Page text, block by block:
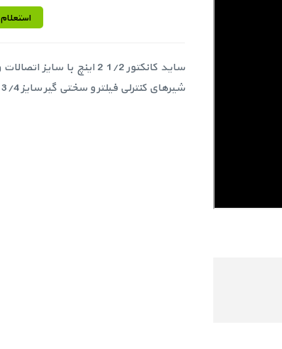
استعلام
شیرهای کنترلی فیلتر و سختی گیر سایز 3/4 و 1 اینچ در کنار مخزن